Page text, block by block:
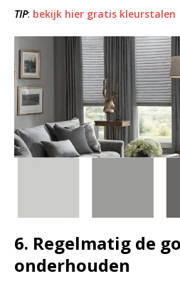
TIP: bekijk hier gratis kleurstalen
6. Regelmatig de
onderhouden